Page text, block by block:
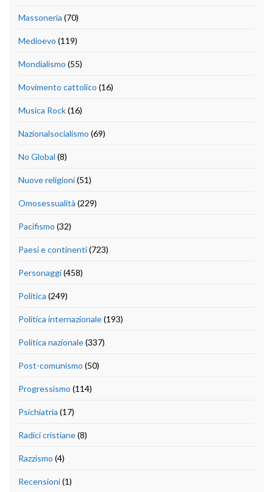
Massoneria (70)
Medioevo (119)
Mondialismo (55)
Movimento cattolico (16)
Musica Rock(16)
Nazionalsocialismo (69)
No Global (8)
Nuove religioni(51)
Omosessualità (229)
Pacifismo (32)
Paesi e continenti(723)
Personaggi(458)
Politica (249)
Politica internazionale(193)
Politica nazionale(337)
Post-comunismo (50)
Progressismo (114)
Psichiatria (17)
Radici cristiane(8)
Razzismo (4)
Recensioni(1)